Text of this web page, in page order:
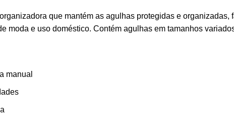
que mantém as agulhas protegidas e
moda e uso doméstico. Contém agulhas em tamanhos
manual